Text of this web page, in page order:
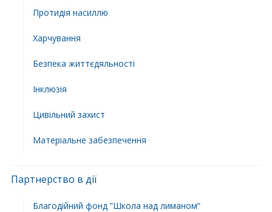
Протидія насиллю
Харчування
Безпека життєдяльності
Інклюзія
Цивільний захист
Матеріальне забезпечення
Партнерство в дії
Благодійний фонд ”Школа над лиманом”